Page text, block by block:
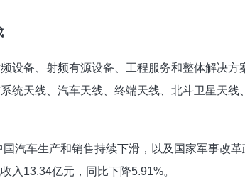
设备、射频有源设备、工程服务和整体解决方
统天线、汽车天线、终端天线、北斗卫星天线
汽车生产和销售持续下滑，以及国家军事改
入13.34亿元，同比下降5.91%。